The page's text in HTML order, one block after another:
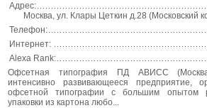
Адрес:
Москва, ул. Клары Цеткин д.28 (Московский
Телефон:
Интернет:
Alexa Rank:
Офсетная типография ПД АВИСС
интенсивно развивающееся предприятие,
офсетной типографии с большим опытом
упаковки из картона любо...